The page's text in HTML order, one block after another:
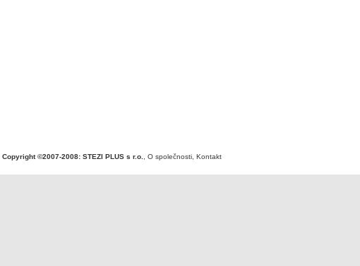
Copyright ©2007-2008: STEZI PLUS s r.o. O společnosti Kontakt